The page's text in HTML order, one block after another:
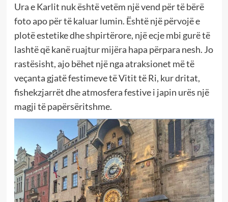
Ura e Karlit nuk është vetëm një vend për të bërë
foto apo për të kaluar lumin. Është një përvojë e
plotë estetike dhe shpirtërore, një ecje mbi gurë të
lashtë që kanë ruajtur mijëra hapa përpara nesh. Jo
rastësisht, ajo bëhet një nga atraksionet më të
veçanta gjatë festimeve të Vitit të Ri, kur dritat,
fishekzjarrët dhe atmosfera festive i japin urës një
magji të papërsëritshme.